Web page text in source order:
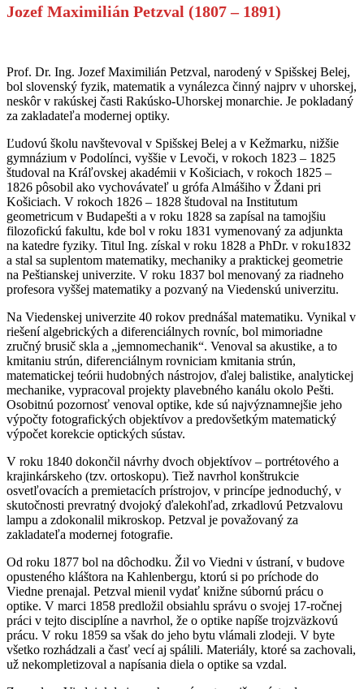
Jozef Maximilián Petzval (1807 – 1891)
Prof. Dr. Ing. Jozef Maximilián Petzval, narodený v Spišskej Belej,
bol slovenský fyzik, matematik a vynálezca činný najprv v uhorskej,
neskôr v rakúskej časti Rakúsko-Uhorskej monarchie. Je pokladaný
za zakladateľa modernej optiky.
Ľudovú školu navštevoval v Spišskej Belej a v Kežmarku, nižšie
gymnázium v Podolínci, vyššie v Levoči, v rokoch 1823 – 1825
študoval na Kráľovskej akadémii v Košiciach, v rokoch 1825 –
1826 pôsobil ako vychovávateľ u grófa Almášiho v Ždani pri
Košiciach. V rokoch 1826 – 1828 študoval na Institutum
geometricum v Budapešti a v roku 1828 sa zapísal na tamojšiu
filozofickú fakultu, kde bol v roku 1831 vymenovaný za adjunkta
na katedre fyziky. Titul Ing. získal v roku 1828 a PhDr. v roku1832
a stal sa suplentom matematiky, mechaniky a praktickej geometrie
na Peštianskej univerzite. V roku 1837 bol menovaný za riadneho
profesora vyššej matematiky a pozvaný na Viedenskú univerzitu.
Na Viedenskej univerzite 40 rokov prednášal matematiku. Vynikal v
riešení algebrických a diferenciálnych rovníc, bol mimoriadne
zručný brusič skla a „jemnomechanik“. Venoval sa akustike, a to
kmitaniu strún, diferenciálnym rovniciam kmitania strún,
matematickej teórii hudobných nástrojov, ďalej balistike, analytickej
mechanike, vypracoval projekty plavebného kanálu okolo Pešti.
Osobitnú pozornosť venoval optike, kde sú najvýznamnejšie jeho
výpočty fotografických objektívov a predovšetkým matematický
výpočet korekcie optických sústav.
V roku 1840 dokončil návrhy dvoch objektívov – portrétového a
krajinkárskeho (tzv. ortoskopu). Tiež navrhol konštrukcie
osvetľovacích a premietacích prístrojov, v princípe jednoduchý, v
skutočnosti prevratný dvojoký ďalekohľad, zrkadlovú Petzvalovu
lampu a zdokonalil mikroskop. Petzval je považovaný za
zakladateľa modernej fotografie.
Od roku 1877 bol na dôchodku. Žil vo Viedni v ústraní, v budove
opusteného kláštora na Kahlenbergu, ktorú si po príchode do
Viedne prenajal. Petzval mienil vydať knižne súbornú prácu o
optike. V marci 1858 predložil obsiahlu správu o svojej 17-ročnej
práci v tejto disciplíne a navrhol, že o optike napíše trojzväzkovú
prácu. V roku 1859 sa však do jeho bytu vlámali zlodeji. V byte
všetko rozhádzali a časť vecí aj spálili. Materiály, ktoré sa zachovali,
už nekompletizoval a napísania diela o optike sa vzdal.